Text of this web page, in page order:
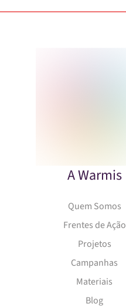
A Warmis
Quem Somos
Frentes de Ação
Projetos
Campanhas
Materiais
Blog